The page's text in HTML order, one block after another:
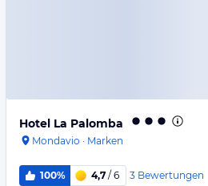
Hotel La Palomba
Mondavio · Marken
100% 4,7 / 6 3 Bewertungen